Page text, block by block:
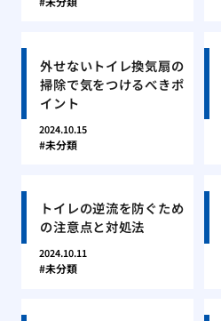
外せないトイレ換気扇の
掃除で気をつけるべきポ
イント
2024.10.15
未分類
トイレの逆流を防ぐため
の注意点と対処法
2024.10.11
未分類